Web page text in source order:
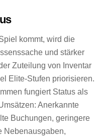
kommt, wird die
und stärker
Zuteilung von Inventar
Elite-Stufen priorisieren.
fungiert Status als
Anerkannte
Buchungen, geringere
Nebenausgaben,